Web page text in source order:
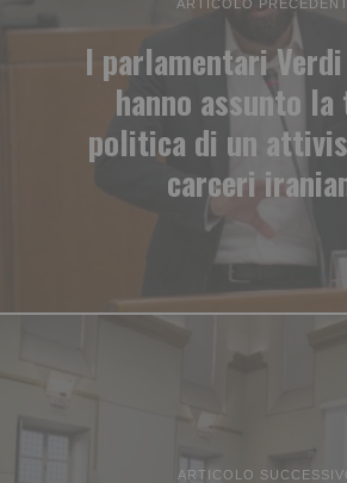
ARTICOLO
I parlamentari
hanno assunto
politica di un
carceri
ARTICOLO